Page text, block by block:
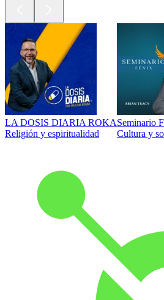
LA DOSIS DIARIA ROKA
Religión y espiritualidad
Seminario
Cultura y